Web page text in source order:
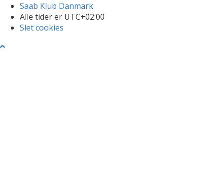
Saab Klub Danmark
Alle tider er UTC+02:00
Slet cookies